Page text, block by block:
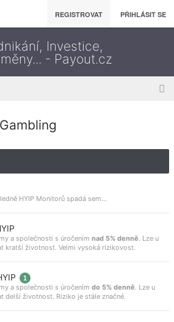
REGISTROVAT PŘIHLÁSIT SE
HYIP Monitorů spadá sem...
a společnosti s úročením nad 5% denně. Lze u
kratší životnost. Velmi vysoká rizikovost.
1
a společnosti s úročením do 5% denně. Lze u
delší životnost. Riziko je stále značné.